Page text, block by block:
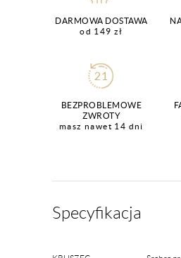
DARMOWA DOSTAWA
od 149 zł
BEZPROBLEMOWE
ZWROTY
masz nawet 14 dni
Specyfikacja